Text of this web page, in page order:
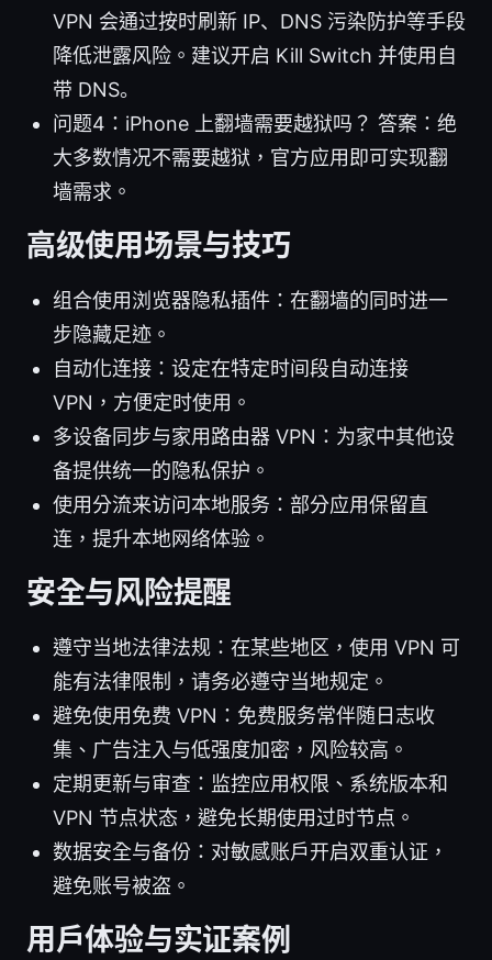
VPN 会通过按时刷新 IP、DNS 污染防护等手段
降低泄露风险。建议开启 Kill Switch 并使用自
带 DNS。
问题4：iPhone 上翻墙需要越狱吗？ 答案：绝
大多数情况不需要越狱，官方应用即可实现翻
墙需求。
高级使用场景与技巧
组合使用浏览器隐私插件：在翻墙的同时进一
步隐藏足迹。
自动化连接：设定在特定时间段自动连接
VPN，方便定时使用。
多设备同步与家用路由器 VPN：为家中其他设
备提供统一的隐私保护。
使用分流来访问本地服务：部分应用保留直
连，提升本地网络体验。
安全与风险提醒
遵守当地法律法规：在某些地区，使用 VPN 可
能有法律限制，请务必遵守当地规定。
避免使用免费 VPN：免费服务常伴随日志收
集、广告注入与低强度加密，风险较高。
定期更新与审查：监控应用权限、系统版本和
VPN 节点状态，避免长期使用过时节点。
数据安全与备份：对敏感账户开启双重认证，
避免账号被盗。
用户体验与实证案例